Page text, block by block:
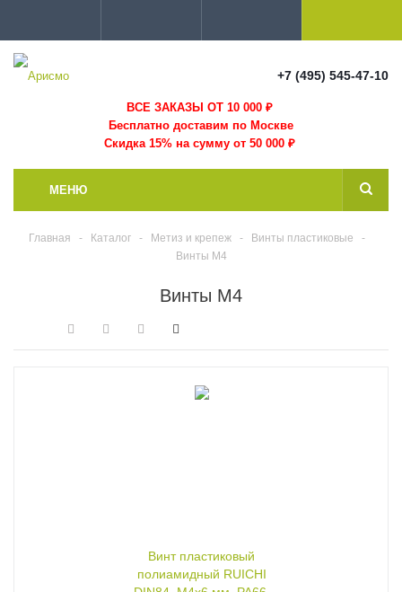
+7 (495) 545-47-10
ВСЕ ЗАКАЗЫ ОТ 10 000₽
Бесплатно доставим по Москве
Скидка 15% на сумму от 50 000 ₽
МЕНЮ
Главная - Каталог - Метиз и крепеж - Винты пластиковые
-
Винты М4
Винты М4
Винт пластиковый
полиамидный RUICHI